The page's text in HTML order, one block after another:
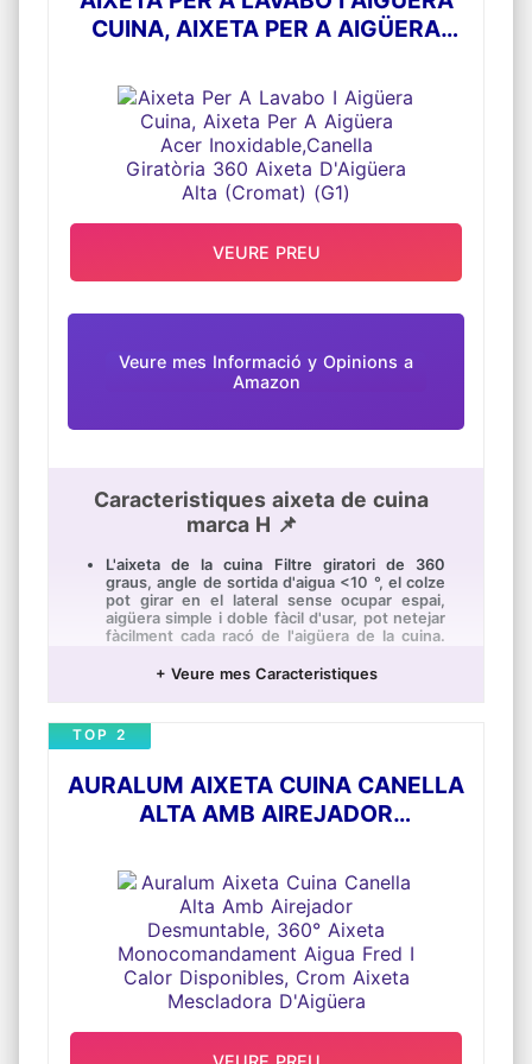
d'1.5 gpm. Comprova si l'aixeta de la cuina és
adequat per a la teva cuina abans de
comprar. Estem compromesos a proporcionar
d'aquesta aixeta, no dubti a posar-se en
contacte amb nosaltres, estarem encantats
de respondre-li.
CUINA, AIXETA PER A AIGÜERA
GIRATÒRIA 360 AIXETA D'AIGÜERA
ALTA (CROMAT) (G1)
Veure mes Informació y Opinions a
Amazon
Caracteristiques aixeta de cuina
marca H 📌
L'aixeta de la cuina Filtre giratori de 360
graus, angle de sortida d'aigua <10 °, el colze
pot girar en el lateral sense ocupar espai,
aigüera simple i doble fàcil d'usar, pot netejar
fàcilment cada racó de l'aigüera de la cuina.
Facilita l'ompliment d'olles
descoloració i l'oxidació. Adequat per a ús
per a tota la vida, sense plom, no tòxic,
saludables i duradors que brinden aigua
saludable.
Manera de ruixat igual que la dutxa fora de
l'aigua, després pot rentar les verdures i
fruites de manera més neta. Manera de
transmissió, pot rentar els plats més nets.
El paquet inclou: 1 x aixeta per a aigüera de
cuina , 2 x mànegues d'entrada d'aigua
trenades d'acer inoxidable
Fàcil de muntar, gràcies al kit de muntatge
inclòs i el sistema de muntatge ràpid la
VEURE PREU
+ Veure mes Caracteristiques
AURALUM AIXETA CUINA CANELLA
ALTA AMB AIREJADOR
MONOCOMANDAMENT AIGUA FRED
I CALOR DISPONIBLES, CROM
AIXETA MESCLADORA D'AIGÜERA
TOP 2